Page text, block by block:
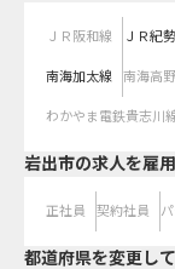
ＪＲ阪和線 ＪＲ紀
南海加太線 南海高
わかやま電鉄貴志川
岩出市の求人を雇
正社員 契約社員
都道府県を変更し